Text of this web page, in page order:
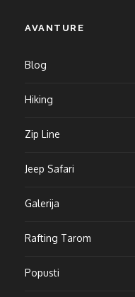
AVANTURE
Blog
Hiking
Zip Line
Jeep Safari
Galerija
Rafting Tarom
Popusti